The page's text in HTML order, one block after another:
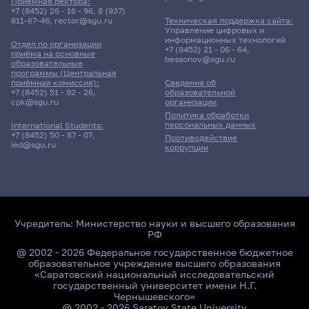
311гр., ФФМиМТ
Д/о
8 корпус, 316 комната
+7 (8452) 26 - 16 - 96, 8 (937)
811-67-46, rector@sgu.ru
Отдел по организации
приёма на основные
образовательные
программы (Центральная
приёмная комиссия):
+7 (8452) 51 - 92 - 26,
cpk@sgu.ru
International Students:
+7 (8452) 50 - 87 - 07,
ied@sgu.ru
Сведения об
образовательной
организации
Политика обработки
персональных данных
Противодействие
коррупции
Техническая поддержка сайта:
Управление цифровых и
информационных технологий
+7 (8452) 21 - 06 - 64,
bessonov@sgu.ru
Учредитель: Министерство науки и высшего образования
РФ
@ 2002 - 2026 Федеральное государственное бюджетное
образовательное учреждение высшего образования
«Саратовский национальный исследовательский
государственный университет имени Н.Г.
Чернышевского»